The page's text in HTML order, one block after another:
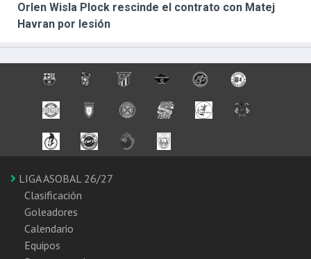
Orlen Wisla Plock rescinde el contrato con Matej
Havran por lesión
LIGA ASOBAL 26/27
Clasificación
Goleadores
Calendario
Equipos